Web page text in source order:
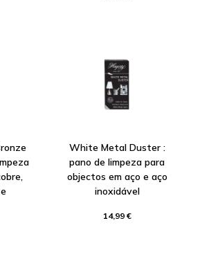
White Metal Duster :
pano de limpeza para
objectos em aço e aço
inoxidável
14,99 €